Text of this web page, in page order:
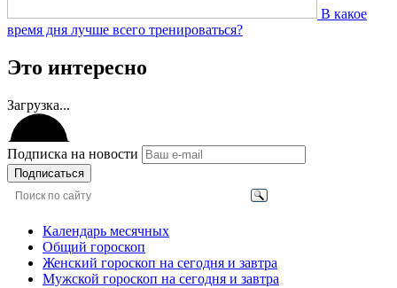
В какое
время дня лучше всего тренироваться?
Это интересно
Загрузка...
Подписка на новости
Подписаться
Календарь месячных
Общий гороскоп
Женский гороскоп на сегодня и завтра
Мужской гороскоп на сегодня и завтра